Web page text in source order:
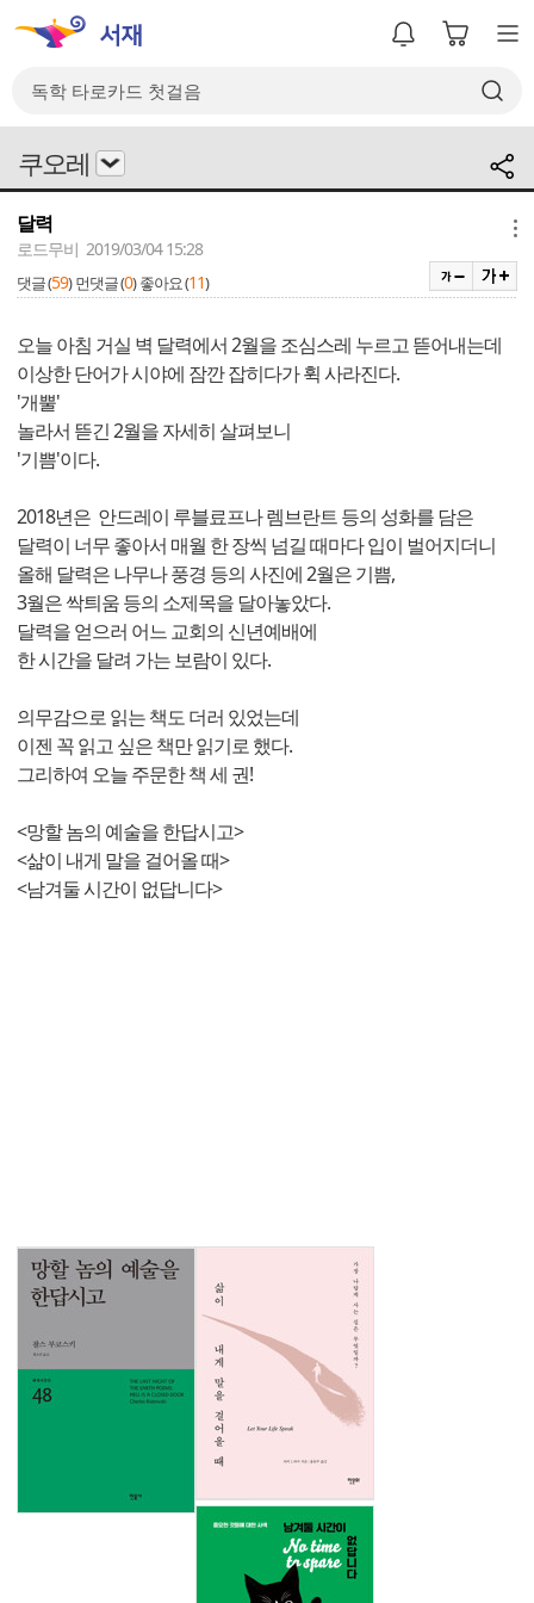
쿠오레
달력
로드무비 2019/03/04 15:28
댓글 (59) 먼댓글 (0) 좋아요 (11)
오늘 아침 거실 벽 달력에서 2월을 조심스레 누르고 뜯어내는데
이상한 단어가 시야에 잠깐 잡히다가 휙 사라진다.
'개뿔'
놀라서 뜯긴 2월을 자세히 살펴보니
'기쁨'이다.
2018년은 안드레이 루블료프나 렘브란트 등의 성화를 담은
달력이 너무 좋아서 매월 한 장씩 넘길 때마다 입이 벌어지더니
올해 달력은 나무나 풍경 등의 사진에 2월은 기쁨,
3월은 싹틔움 등의 소제목을 달아놓았다.
달력을 얻으러 어느 교회의 신년예배에
한 시간을 달려 가는 보람이 있다.
의무감으로 읽는 책도 더러 있었는데
이젠 꼭 읽고 싶은 책만 읽기로 했다.
그리하여 오늘 주문한 책 세 권!
<망할 놈의 예술을 한답시고>
<삶이 내게 말을 걸어올 때>
<남겨둘 시간이 없답니다>